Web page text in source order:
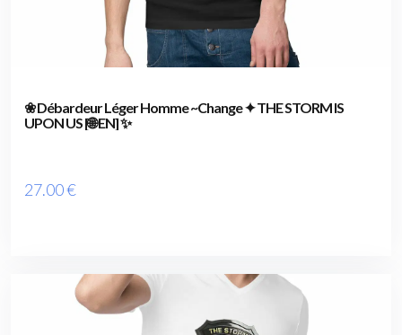
❀ Débardeur Léger Homme ~Change ✦ THE STORM IS
UPON US [🌐 EN] ✨
27.00€